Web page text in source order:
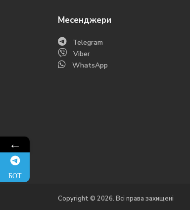
Месенджери
Telegram
Viber
WhatsApp
Copyright © 2026. Всі права захищені
←
БОТ